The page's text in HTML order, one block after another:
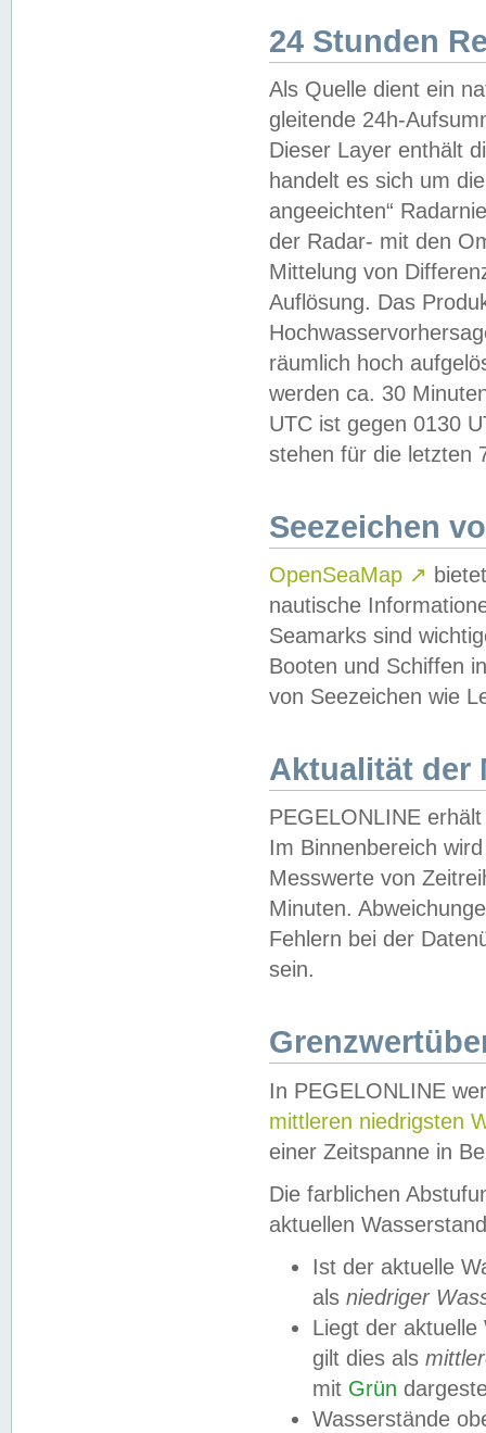
24 Stunden
Als Quelle dient ein
gleitende 24h-
Dieser Layer enthält
handelt es sich um
angeeichten“
der Radar- mit den
Mittelung von
Auflösung. Das
räumlich hoch
werden ca. 30
UTC ist gegen 0130
stehen für die letzten
Seezeichen
OpenSeaMap ↗
nautische
Seamarks sind
Booten und Schiffen
von Seezeichen wie
Aktualität der
PEGELONLINE
Im Binnenbereich
Messwerte von
Minuten.
Fehlern bei der
sein.
In PEGELONLINE
mittleren niedrigsten
einer Zeitspanne in
Die farblichen
aktuellen
Ist der aktuelle
als niedriger
Liegt der
gilt dies als
mit Grün
Wasserstände